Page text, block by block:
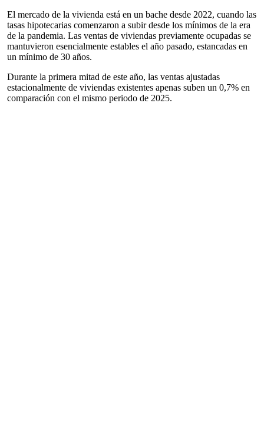
El mercado de la vivienda está en un bache desde 2022, cuando las
tasas hipotecarias comenzaron a subir desde los mínimos de la era
de la pandemia. Las ventas de viviendas previamente ocupadas se
mantuvieron esencialmente estables el año pasado, estancadas en
un mínimo de 30 años.
Durante la primera mitad de este año, las ventas ajustadas
estacionalmente de viviendas existentes apenas suben un 0,7% en
comparación con el mismo periodo de 2025.